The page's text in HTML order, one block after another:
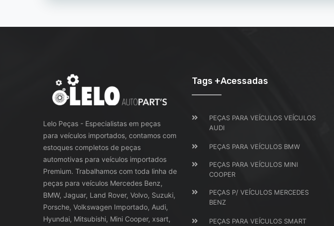
Lelo Peças - Especialistas em peças
para veículos importados, contamos com
estoques completos de peças
automotivas para veículos importados
Premium. Trabalhamos com toda linha de
peças para veículos Mercedes Benz,
BMW, Jaguar, Land Rover, Volvo, Suzuki,
Porsche, Volkswagen Importado, Audi,
Hyundai, Mitsubishi, Mini Cooper, xsart,
Tags +Acessadas
PEÇAS PARA VEÍCULOS VEÍCULOS
AUDI
PEÇAS PARA VEÍCULOS BMW
PEÇAS PARA VEÍCULOS MINI
COOPER
PEÇAS P/ VEÍCULOS MERCEDES
BENZ
PEÇAS PARA VEÍCULOS SMART